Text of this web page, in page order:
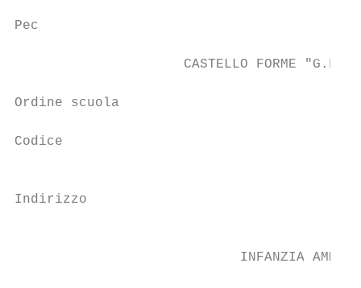
Pec
CASTELLO FORME
Ordine scuola
Codice
Indirizzo
INFANZIA